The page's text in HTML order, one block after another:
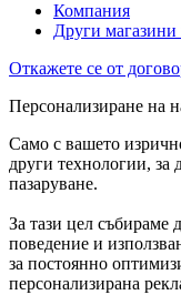
Компания
Други магазини
Откажете се от
Персонализиране на
Само с вашето
други технологии,
пазаруване.
За тази цел събираме
поведение и
за постоянно
персонализирана